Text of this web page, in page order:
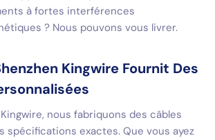
à fortes interférences
? Nous pouvons vous livrer.
Kingwire Fournit Des
nous fabriquons des câbles
spécifications exactes. Que vous ayez